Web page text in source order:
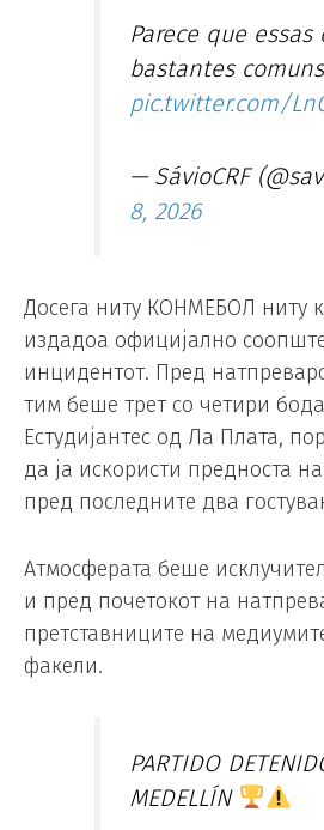
Parece que
bastantes
pic.twitter.com/
— SávioCRF
8, 2026
Досега ниту КОНМЕБОЛ ниту
издадоа официјално
инцидентот. Пред
тим беше трет со четири
Естудијантес од Ла Плата,
да ја искористи предноста
пред последните два
Атмосферата беше
и пред почетокот на
претставниците на
факели.
PARTIDO
MEDELLÍN